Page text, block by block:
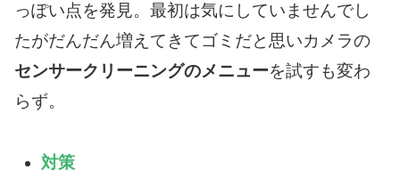
っぽい点を発見。最初は気にしていませんでし
たがだんだん増えてきてゴミだと思いカメラの
センサークリーニングのメニューを試すも変わ
らず。
対策